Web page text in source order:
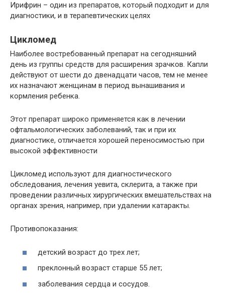
Ирифрин – один из препаратов, который подходит и для
диагностики, и в терапевтических целях
Цикломед
Наиболее востребованный препарат на сегодняшний
день из группы средств для расширения зрачков. Капли
действуют от шести до двенадцати часов, тем не менее
их назначают женщинам в период вынашивания и
кормления ребенка.
Этот препарат широко применяется как в лечении
офтальмологических заболеваний, так и при их
диагностике, отличается хорошей переносимостью при
высокой эффективности
Цикломед используют для диагностического
обследования, лечения уевита, склерита, а также при
проведении различных хирургических вмешательствах на
органах зрения, например, при удалении катаракты.
Противопоказания:
детский возраст до трех лет;
преклонный возраст старше 55 лет;
заболевания сердца и сосудов.